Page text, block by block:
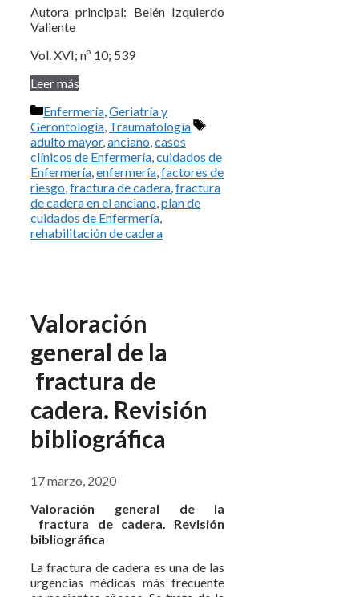
Autora principal: Belén Izquierdo
Valiente
Vol. XVI; nº 10; 539
Leer más
Categorías
Enfermería,Geriatría y
Gerontología, Traumatología
Etiquetas
adulto mayor,anciano,casos
clínicos de Enfermería,cuidados de
Enfermería,enfermería,factores de
riesgo,fractura de cadera,fractura
de cadera en el anciano,plan de
cuidados de Enfermería,
rehabilitación de cadera
Valoración
general de la
fractura de
cadera. Revisión
bibliográfica
17 marzo, 2020
Valoración general de la
fractura de cadera. Revisión
bibliográfica
La fractura de cadera es una de las
urgencias médicas más frecuente